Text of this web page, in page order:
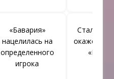
«Бавария»
нацелилась на
определенного
игрока
Стало
окажется